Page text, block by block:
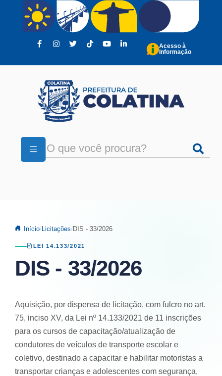
Pular para o conteúdo principal
Acesso à
Informação
Início Licitações DIS - 33/2026
LEI 14.133/2021
DIS - 33/2026
Aquisição, por dispensa de licitação, com fulcro no art.
75, inciso XV, da Lei nº 14.133/2021 de 11 inscrições
para os cursos de capacitação/atualização de
condutores de veículos de transporte escolar e
coletivo, destinado a capacitar e habilitar motoristas a
transportar crianças e adolescentes com segurança,